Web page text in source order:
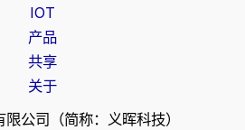
IOT
产品
共享
关于
公司（简称：义晖科技）